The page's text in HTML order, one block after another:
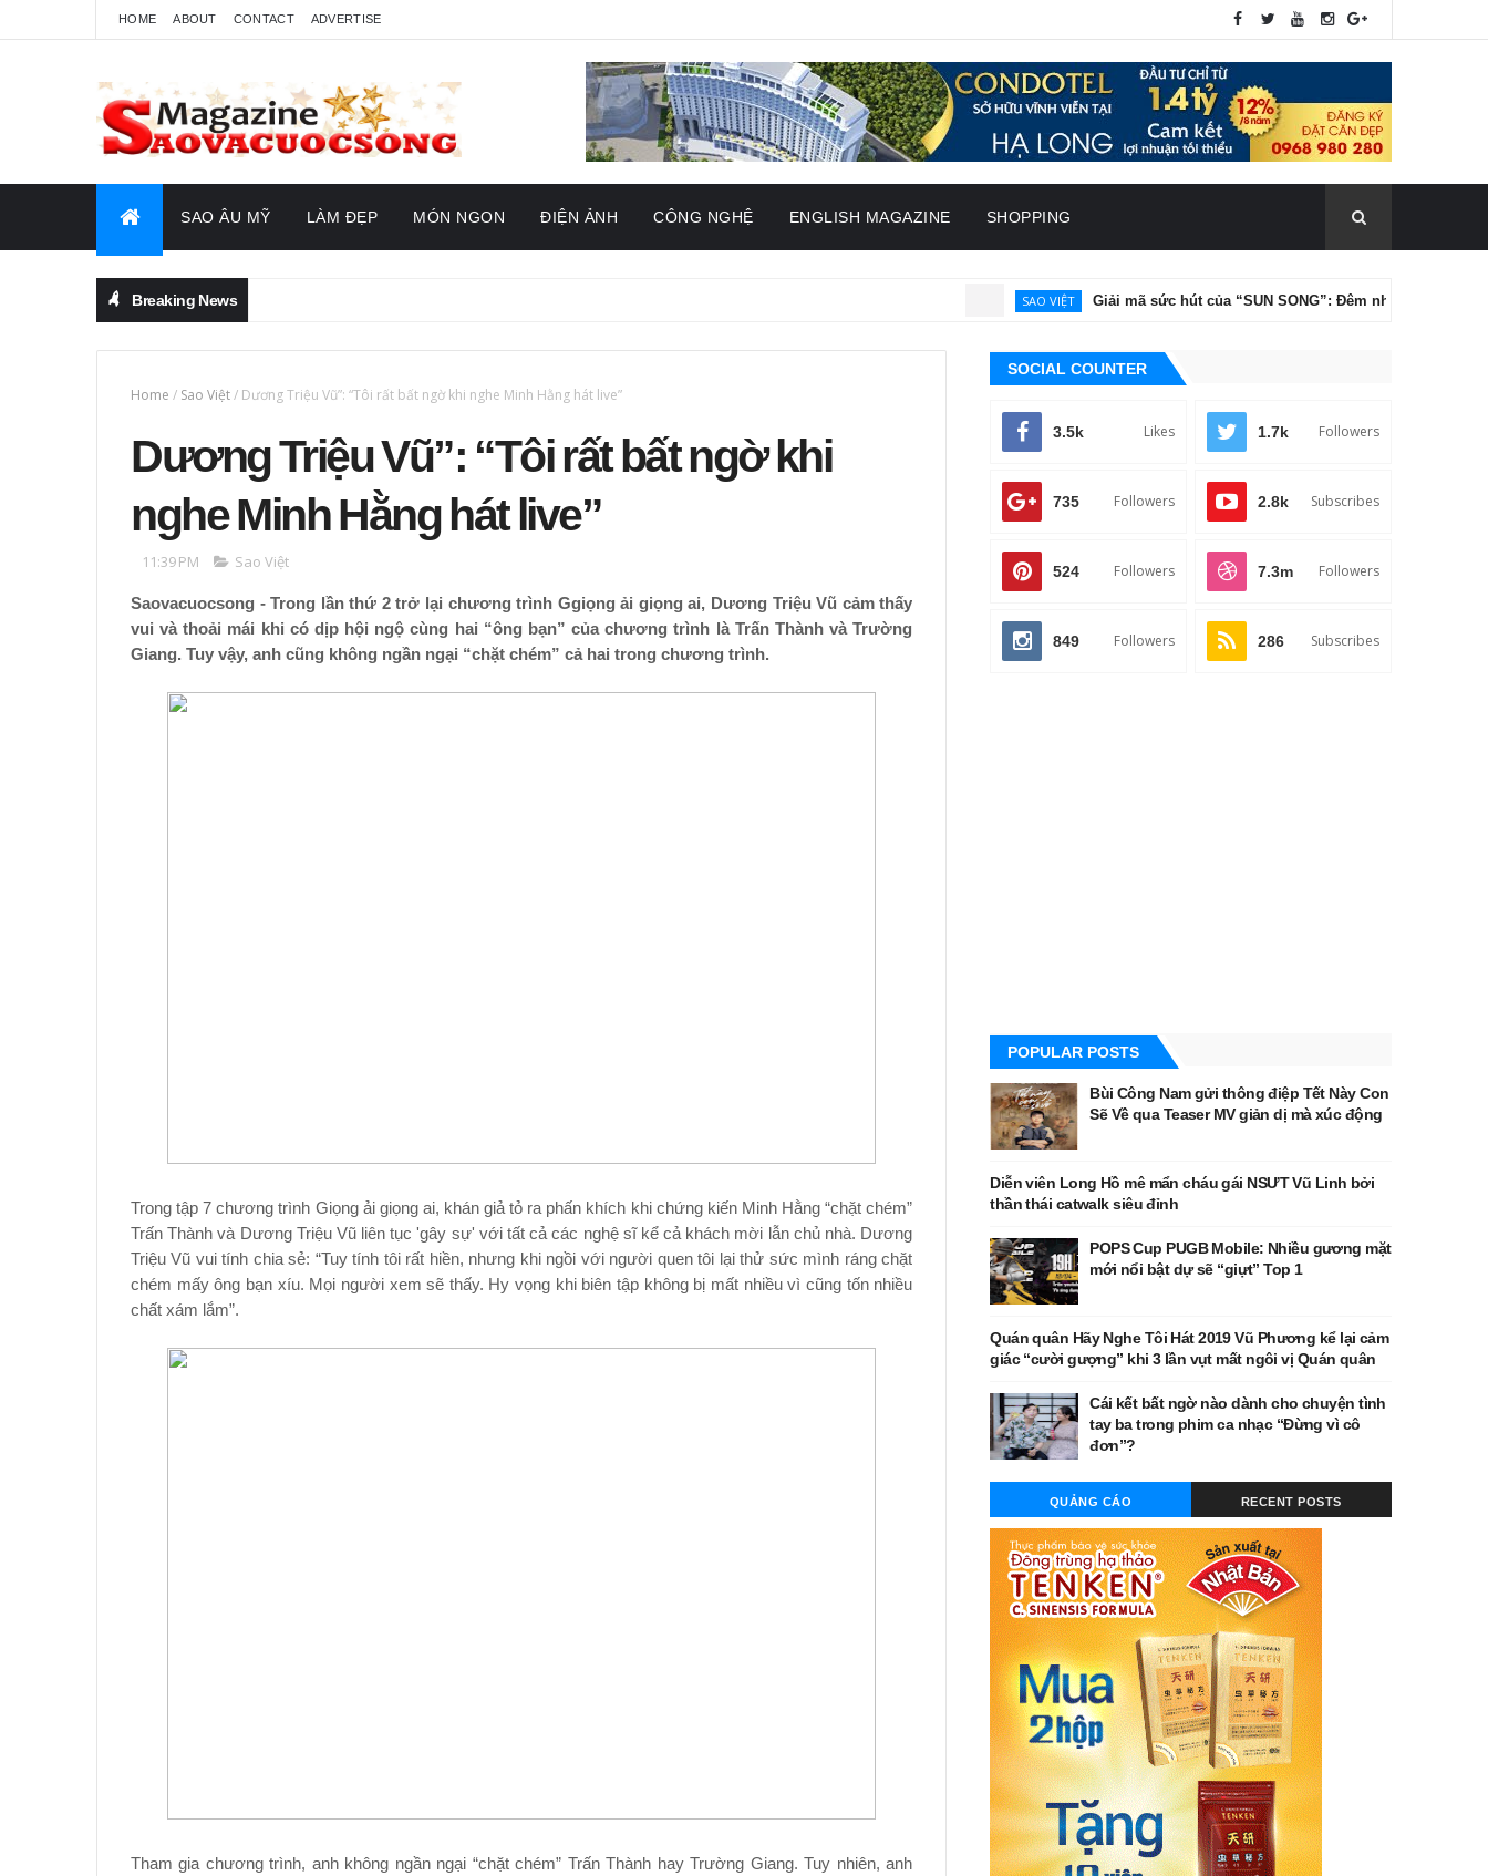
HOME ABOUT CONTACT ADVERTISE
SAO ÂU MỸ LÀM ĐẸP MÓN NGON ĐIỆN ẢNH CÔNG NGHỆ ENGLISH MAGAZINE SHOPPING
Breaking News Giải mã sức hút của “SUN SONG”: Đêm nhạc nâng tầm chân
Home / Sao Việt/ Dương Triệu Vũ”: “Tôi rất bất ngờ khi nghe Minh Hằng hát live”
Dương Triệu Vũ”: “Tôi rất bất ngờ khi
nghe Minh Hằng hát live”
11:39 PM Sao Việt
Saovacuocsong - Trong lần thứ 2 trở lại chương trình Ggiọng ải giọng ai, Dương Triệu Vũ cảm thấy
vui và thoải mái khi có dịp hội ngộ cùng hai “ông bạn” của chương trình là Trấn Thành và Trường
Giang. Tuy vậy, anh cũng không ngần ngại “chặt chém” cả hai trong chương trình.
Trong tập 7 chương trình Giọng ải giọng ai, khán giả tỏ ra phấn khích khi chứng kiến Minh Hằng “chặt chém”
Trấn Thành và Dương Triệu Vũ liên tục 'gây sự' với tất cả các nghệ sĩ kể cả khách mời lẫn chủ nhà. Dương
Triệu Vũ vui tính chia sẻ: “Tuy tính tôi rất hiền, nhưng khi ngồi với người quen tôi lại thử sức mình ráng chặt
chém mấy ông bạn xíu. Mọi người xem sẽ thấy. Hy vọng khi biên tập không bị mất nhiều vì cũng tốn nhiều
chất xám lắm”.
Tham gia chương trình, anh không ngần ngại “chặt chém” Trấn Thành hay Trường Giang. Tuy nhiên, anh
SOCIAL COUNTER
3.5k Likes 1.7k Followers
735 Followers 2.8k Subscribes
524 Followers 7.3m Followers
849 Followers 286 Subscribes
POPULAR POSTS
Bùi Công Nam gửi thông điệp Tết Này Con
Sẽ Về qua Teaser MV giản dị mà xúc động
Diễn viên Long Hồ mê mẩn cháu gái NSƯT Vũ Linh bởi
thần thái catwalk siêu đỉnh
POPS Cup PUGB Mobile: Nhiều gương mặt
mới nổi bật dự sẽ “giựt” Top 1
Quán quân Hãy Nghe Tôi Hát 2019 Vũ Phương kể lại cảm
giác “cười gượng” khi 3 lần vụt mất ngôi vị Quán quân
Cái kết bất ngờ nào dành cho chuyện tình
tay ba trong phim ca nhạc “Đừng vì cô
đơn”?
QUẢNG CÁO RECENT POSTS